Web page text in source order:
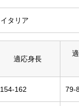
すべて見る
イタリア
適応身長
154-162 79-